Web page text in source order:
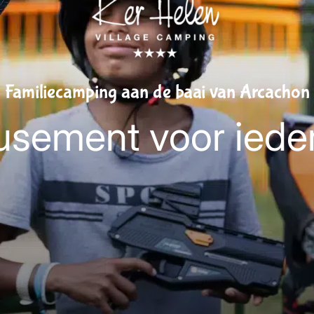
Familiecamping aan de baai van Arcachon
voor